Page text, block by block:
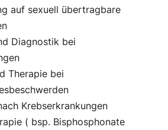
auf sexuell übertragbare
Diagnostik bei
Therapie bei
Krebserkrankungen
( bsp. Bisphosphonate